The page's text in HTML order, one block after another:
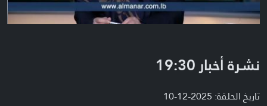
نشرة أخبار 19:30
تاريخ الحلقة: 2025-12-10